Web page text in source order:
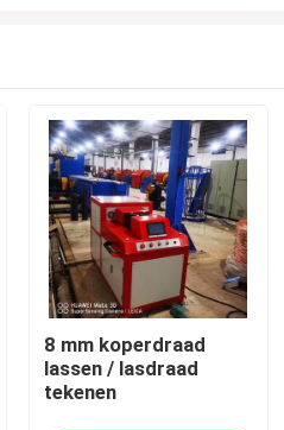
8 mm koperdraad
lassen / lasdraad
tekenen